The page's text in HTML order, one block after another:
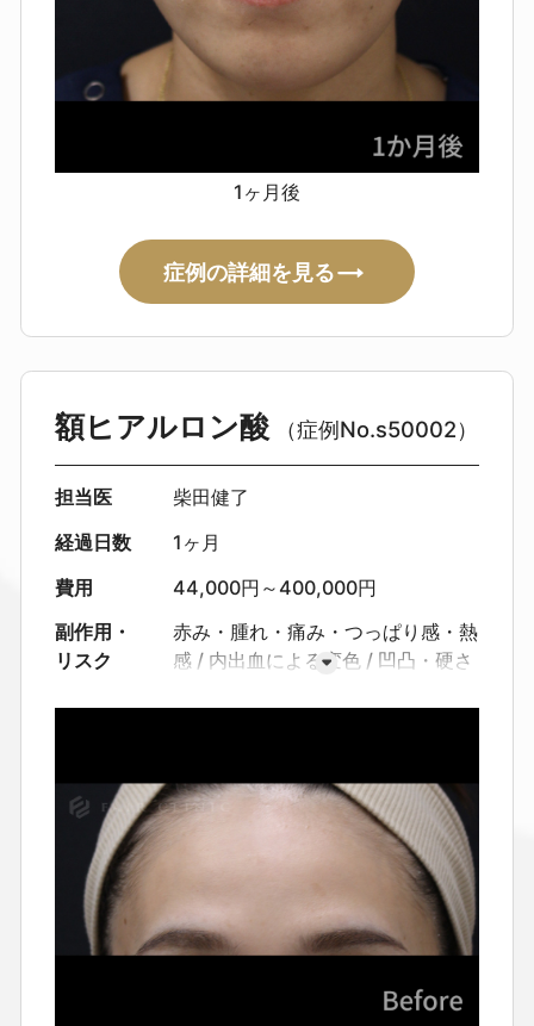
1ヶ月後
症例の詳細を見る
額ヒアルロン酸 （症例No.s50002）
担当医
柴田健了
経過日数
1ヶ月
費用
44,000円～400,000円
副作用・
リスク
赤み・腫れ・痛み・つっぱり感・熱
感
内出血による変色
凹凸・硬さ